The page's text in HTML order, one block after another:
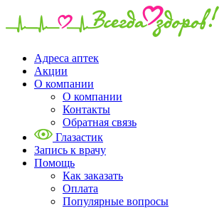
Адреса аптек
Акции
О компании
О компании
Контакты
Обратная связь
Глазастик
Запись к врачу
Помощь
Как заказать
Оплата
Популярные вопросы